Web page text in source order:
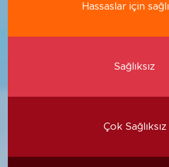
Hassaslar için
Sağlıksız
Çok Sağlıksız